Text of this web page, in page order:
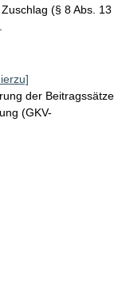
(§ 8 Abs. 13
der Beitragssätze
(GKV-